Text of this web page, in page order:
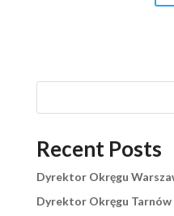
Recent Posts
Dyrektor Okręgu
Dyrektor Okręgu Tarnów